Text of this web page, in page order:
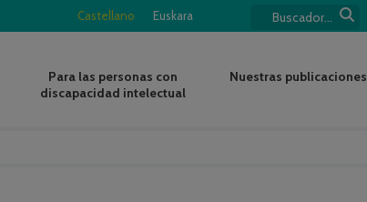
Castellano Euskara
Para las personas con
discapacidad intelectual
Nuestras publicaciones